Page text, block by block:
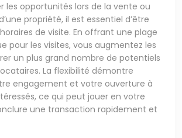
les opportunités lors de la vente ou
propriété, il est essentiel d’être
de visite. En offrant une plage
pour les visites, vous augmentez les
un plus grand nombre de potentiels
La flexibilité démontre
engagement et votre ouverture à
ce qui peut jouer en votre
une transaction rapidement et